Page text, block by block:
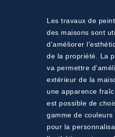
Les travaux de
des maisons sont
d'améliorer
de la propriété. La
va permettre
extérieur de la
une apparence
est possible de
gamme de
pour la